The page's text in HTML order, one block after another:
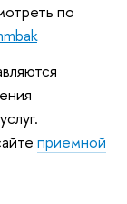
по
приемной